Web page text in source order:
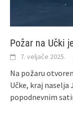
Požar na Učki
7. veljače 2025.
Na požaru
Učke, kraj
popodnevnim